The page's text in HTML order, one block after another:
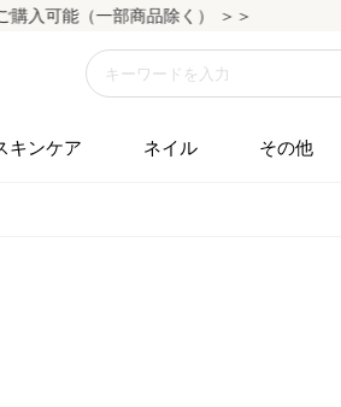
一部商品除く） ＞＞
キンケア ネイル その他